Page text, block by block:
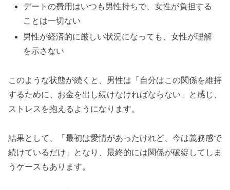
デートの費用はいつも男性持ちで、女性が負担する
ことは一切ない
男性が経済的に厳しい状況になっても、女性が理解
を示さない
このような状態が続くと、男性は「自分はこの関係を維持
するために、お金を出し続けなければならない」と感じ、
ストレスを抱えるようになります。
結果として、「最初は愛情があったけれど、今は義務感で
続けているだけ」となり、最終的には関係が破綻してしま
うケースもあります。